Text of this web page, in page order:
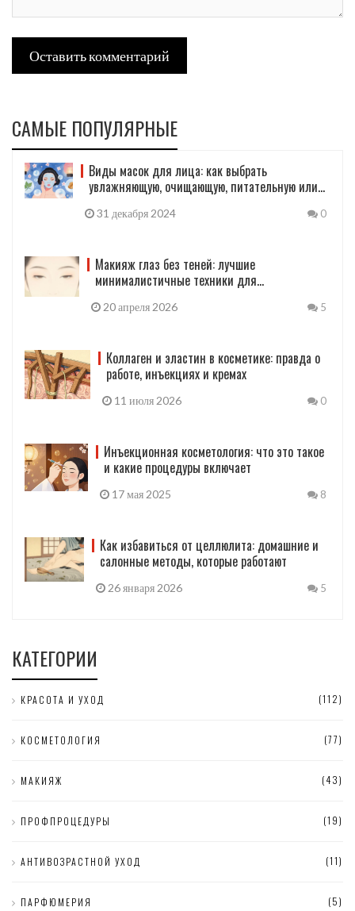
Оставить комментарий
САМЫЕ ПОПУЛЯРНЫЕ
Виды масок для лица: как выбрать
увлажняющую, очищающую, питательную или
31 декабря 2024 0
Макияж глаз без теней: лучшие
минималистичные техники для
20 апреля 2026 5
Коллаген и эластин в косметике: правда о
работе, инъекциях и кремах
11 июля 2026 0
Инъекционная косметология: что это такое
и какие процедуры включает
17 мая 2025 8
Как избавиться от целлюлита: домашние и
салонные методы, которые работают
26 января 2026 5
КАТЕГОРИИ
КРАСОТА И УХОД (112)
КОСМЕТОЛОГИЯ (77)
МАКИЯЖ (43)
ПРОФПРОЦЕДУРЫ (19)
АНТИВОЗРАСТНОЙ УХОД (11)
ПАРФЮМЕРИЯ (5)